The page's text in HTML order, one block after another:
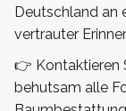
Deutschland an
vertrauter
👉 Kontaktieren
behutsam alle